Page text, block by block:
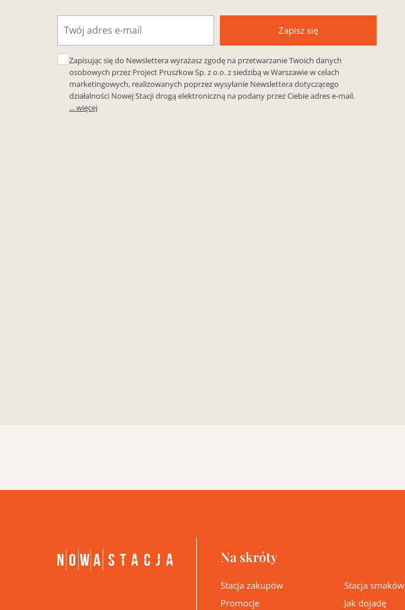
Zapisz się
Zapisując się do Newslettera wyrażasz zgodę na przetwarzanie Twoich danych
osobowych przez Project Pruszkow Sp. z o.o. z siedzibą w Warszawie w celach
marketingowych, realizowanych poprzez wysyłanie Newslettera dotyczącego
działalności Nowej Stacji drogą elektroniczną na podany przez Ciebie adres e-mail.
... więcej
Na skróty
Stacja zakupów Stacja smaków
Promocje
Jak dojadę